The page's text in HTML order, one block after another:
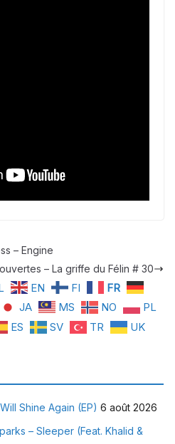
– Engine
– La griffe du Félin # 30
EN FI
FR
JA MS NO
PL
ES SV TR UK
Shine Again (EP) 6 août 2026
– Sleeper (Feat. Khalid &